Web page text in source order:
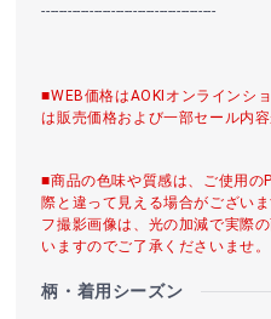
----------------------------------------
■WEB価格はAOKIオンラインシ
は販売価格および一部セール内
■商品の色味や質感は、ご使用の
際と違って見える場合がござい
フ撮影画像は、光の加減で実際
いますのでご了承くださいませ。
柄・着用シーズン